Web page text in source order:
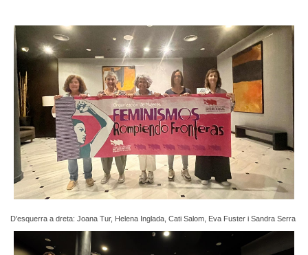
D'esquerra a dreta: Joana Tur, Helena Inglada, Cati Salom, Eva Fuster i Sandra Serra